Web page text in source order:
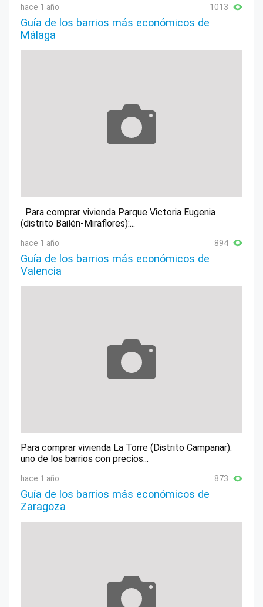
hace 1 año 1013
Guía de los barrios más económicos de
Málaga
Para comprar vivienda Parque Victoria Eugenia
(distrito Bailén-Miraflores):...
hace 1 año 894
Guía de los barrios más económicos de
Valencia
Para comprar vivienda La Torre (Distrito Campanar):
uno de los barrios con precios...
hace 1 año 873
Guía de los barrios más económicos de
Zaragoza